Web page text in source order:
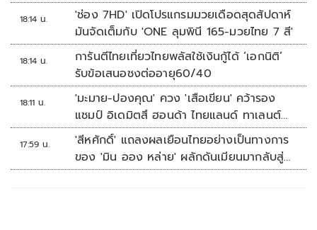
18:14 น.
'ช่อง 7HD' เปิดโปรแกรมมวยเดือดสุดสัปดาห์
มันจัดเต็มกับ 'ONE ลุมพินี 165-มวยไทย 7 สี'
18:14 น.
การันตีไทยเที่ยวไทยพลัสใช้เงินกู้ได้ ‘เอกนิติ’
รับข้อเสนอชงต่ออายุ60/40
18:11 น.
'มะมาย-ปองคุณ' ควง 'เสือเขียน' คว้ารอง
แชมป์ อิเดมิตสึ ฮอนด้า ไทยแลนด์ ทาเลนต์
คัพ สนาม 3
17:59 น.
'สีหศักดิ์' แถลงผลเยือนไทยอย่างเป็นทางการ
ของ 'มิน ออง หล่าย' ผลักดันเมียนมากลับสู่
อาเซียน